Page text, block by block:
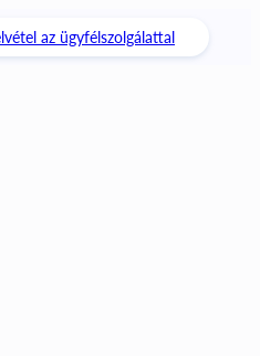
az ügyfélszolgálattal